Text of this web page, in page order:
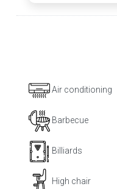
Air conditioning
Barbecue
Billiards
High chair